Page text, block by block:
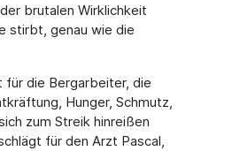
brutalen Wirklichkeit
stirbt, genau wie die
für die Bergarbeiter, die
Hunger, Schmutz,
zum Streik hinreißen
für den Arzt Pascal,